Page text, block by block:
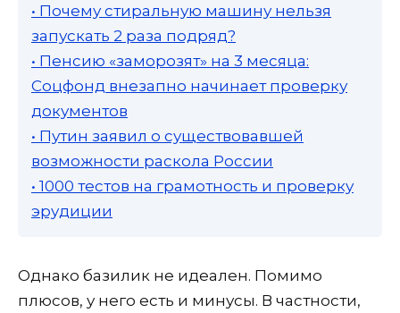
• Почему стиральную машину нельзя
запускать 2 раза подряд?
• Пенсию «заморозят» на 3 месяца:
Соцфонд внезапно начинает проверку
документов
• Путин заявил о существовавшей
возможности раскола России
• 1000 тестов на грамотность и проверку
эрудиции
Однако базилик не идеален. Помимо
плюсов, у него есть и минусы. В частности,